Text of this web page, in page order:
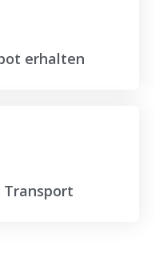
erhalten
Transport